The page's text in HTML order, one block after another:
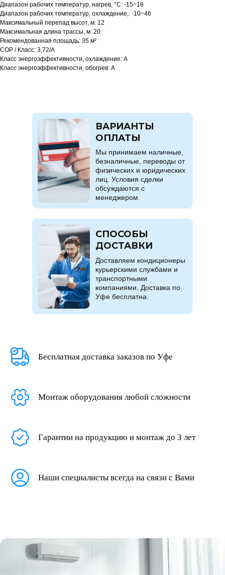
Диапазон рабочих температур, нагрев, °C: -15~18
Диапазон рабочих температур, охлаждение,: -10~46
Максимальный перепад высот, м: 12
Максимальная длина трассы, м: 20
Рекомендованная площадь: 35 м²
COP / Класс: 3,72/A
Класс энергоэффективности, охлаждение: A
Класс энергоэффективности, обогрев: A
Мы принимаем наличные,
безналичные, переводы от
физических и юридических
лиц. Условия сделки
обсуждаются с
менеджером.
ВАРИАНТЫ
ОПЛАТЫ
Доставляем кондиционеры
курьерскими службами и
транспортными
компаниями. Доставка по
Уфе бесплатна.
СПОСОБЫ
ДОСТАВКИ
Бесплатная доставка заказов по Уфе
Монтаж оборудования любой сложности
Гарантии на продукцию и монтаж до 3 лет
Наши специалисты всегда на связи с Вами